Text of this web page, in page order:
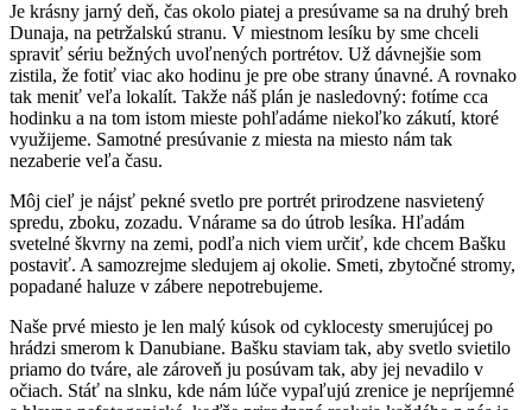
Je krásny jarný deň, čas okolo piatej a presúvame sa na druhý breh
Dunaja, na petržalskú stranu. V miestnom lesíku by sme chceli
spraviť sériu bežných uvoľnených portrétov. Už dávnejšie som
zistila, že fotiť viac ako hodinu je pre obe strany únavné. A rovnako
tak meniť veľa lokalít. Takže náš plán je nasledovný: fotíme cca
hodinku a na tom istom mieste pohľadáme niekoľko zákutí, ktoré
využijeme. Samotné presúvanie z miesta na miesto nám tak
nezaberie veľa času.
Môj cieľ je nájsť pekné svetlo pre portrét prirodzene nasvietený
spredu, zboku, zozadu. Vnárame sa do útrob lesíka. Hľadám
svetelné škvrny na zemi, podľa nich viem určiť, kde chcem Bašku
postaviť. A samozrejme sledujem aj okolie. Smeti, zbytočné stromy,
popadané haluze v zábere nepotrebujeme.
Naše prvé miesto je len malý kúsok od cyklocesty smerujúcej po
hrádzi smerom k Danubiane. Bašku staviam tak, aby svetlo svietilo
priamo do tváre, ale zároveň ju posúvam tak, aby jej nevadilo v
očiach. Stáť na slnku, kde nám lúče vypaľujú zrenice je nepríjemné